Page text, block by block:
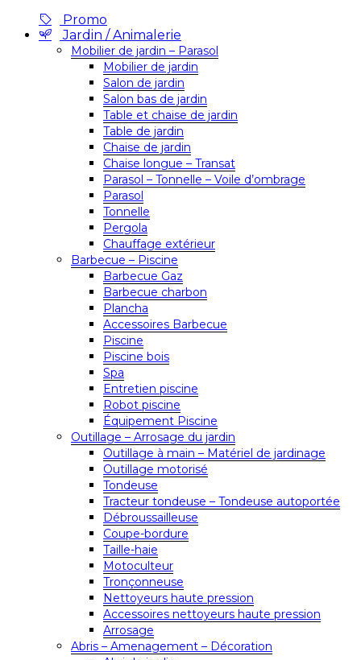
Promo
Jardin / Animalerie
Mobilier de jardin – Parasol
Mobilier de jardin
Salon de jardin
Salon bas de jardin
Table et chaise de jardin
Table de jardin
Chaise de jardin
Chaise longue – Transat
Parasol – Tonnelle – Voile d’ombrage
Parasol
Tonnelle
Pergola
Chauffage extérieur
Barbecue – Piscine
Barbecue Gaz
Barbecue charbon
Plancha
Accessoires Barbecue
Piscine
Piscine bois
Spa
Entretien piscine
Robot piscine
Équipement Piscine
Outillage – Arrosage du jardin
Outillage à main – Matériel de jardinage
Outillage motorisé
Tondeuse
Tracteur tondeuse – Tondeuse autoportée
Débroussailleuse
Coupe-bordure
Taille-haie
Motoculteur
Tronçonneuse
Nettoyeurs haute pression
Accessoires nettoyeurs haute pression
Arrosage
Abris – Amenagement – Décoration